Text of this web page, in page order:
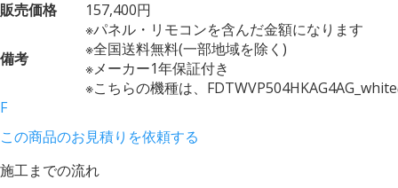
販売価格
157,400円
備考
※パネル・リモコンを含んだ金額になります
※全国送料無料(一部地域を除く)
※メーカー1年保証付き
※こちらの機種は、FDTWVP504HKAG4AG_white
F
この商品のお見積りを依頼する
施工までの流れ